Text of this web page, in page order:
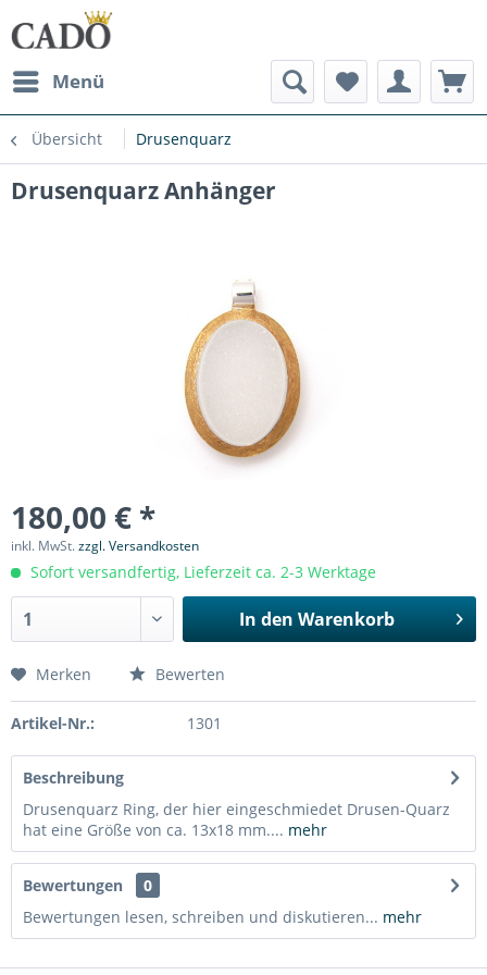
Menü
Übersicht Drusenquarz
Drusenquarz Anhänger
180,00 € *
inkl. MwSt.zzgl. Versandkosten
Sofort versandfertig, Lieferzeit ca. 2-3 Werktage
In den Warenkorb
Merken Bewerten
Artikel-Nr.: 1301
Beschreibung
Drusenquarz Ring, der hier eingeschmiedet Drusen-Quarz
hat eine Größe von ca. 13x18 mm.... mehr
Bewertungen
0
Bewertungen lesen, schreiben und diskutieren... mehr